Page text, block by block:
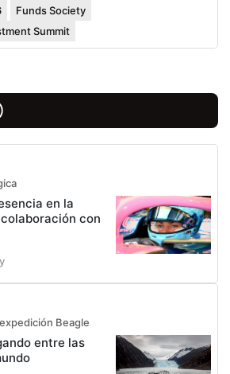
Funds Society
Summit
en la
con
Beagle
entre las